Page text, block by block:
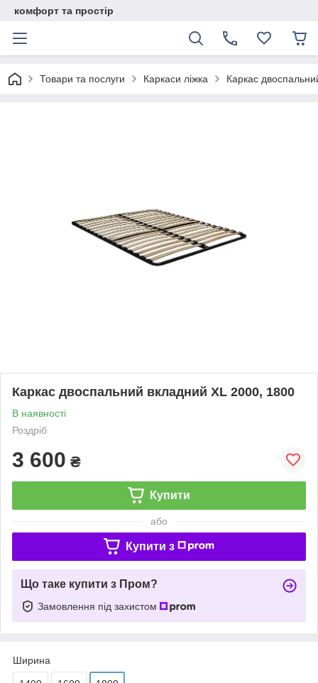
комфорт та простір
Товари та послуги Каркаси ліжка Каркас
Каркас двоспальний вкладний XL 2000, 1800
В наявності
Роздріб
3 600 ₴
Купити
або
Купити з
Що таке купити з Пром?
Замовлення під захистом
Ширина